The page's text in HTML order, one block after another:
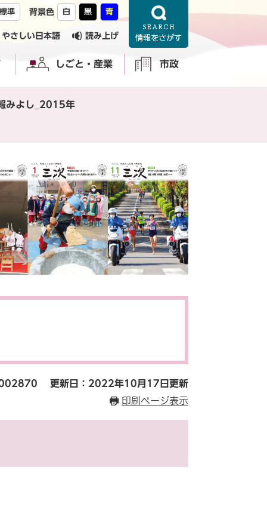
標準 背景色 白 黒 青
やさしい日本語 読み上げ
しごと・産業 市政
みよし_2015年
更新日：2022年10月17日更新
印刷ページ表示